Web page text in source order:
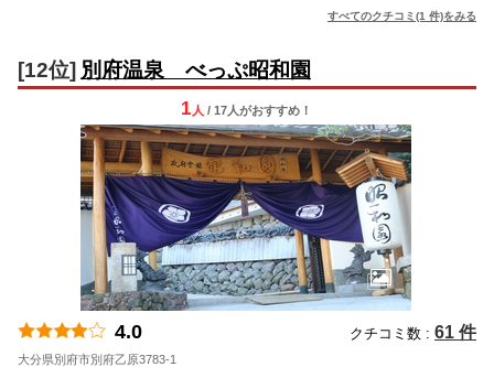
すべてのクチコミ(1 件)をみる
[12位] 別府温泉 べっぷ昭和園
1 人 / 17人がおすすめ！
4.0 クチコミ数 : 61 件
大分県別府市別府乙原3783-1